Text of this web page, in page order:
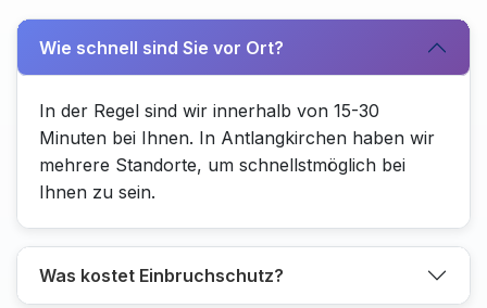
Wie schnell sind Sie vor Ort?
In der Regel sind wir innerhalb von 15-30
Minuten bei Ihnen. In Antlangkirchen haben wir
mehrere Standorte, um schnellstmöglich bei
Ihnen zu sein.
Was kostet Einbruchschutz?